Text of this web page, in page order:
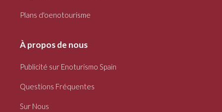
Plans d'oenotourisme
À propos de nous
Publicité sur Enoturismo Spain
Questions Fréquentes
Sur Nous